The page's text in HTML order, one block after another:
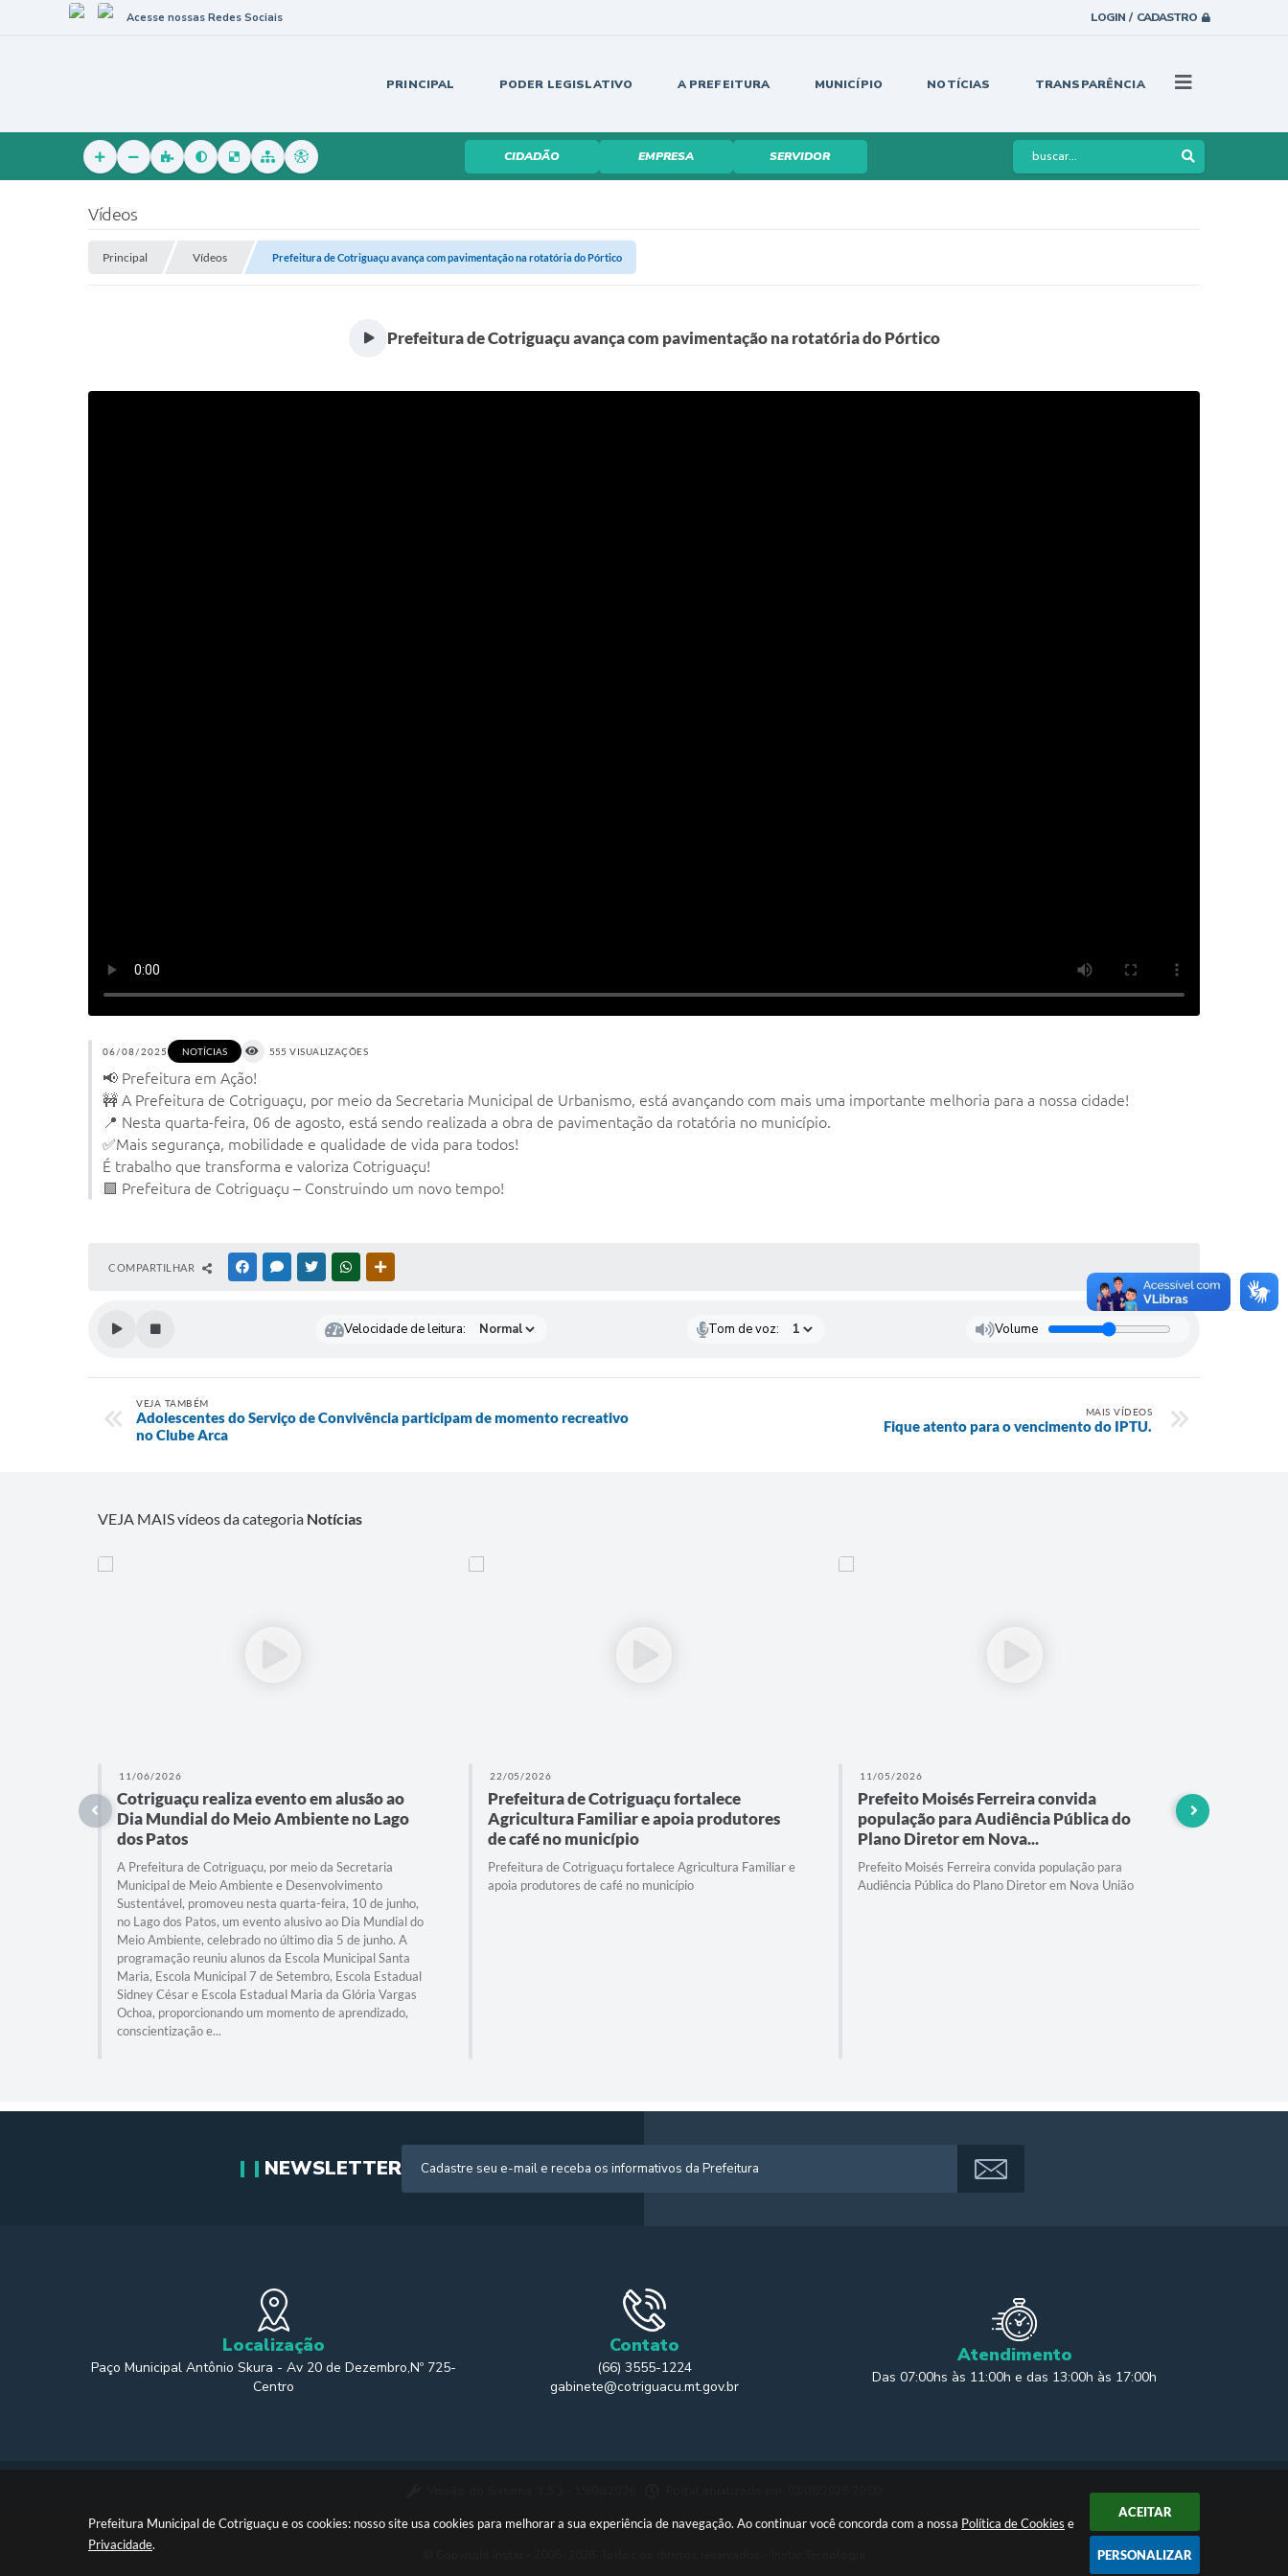
Prefeitura Municipal de Cotriguaçu e os cookies: nosso site usa cookies para melhorar a sua experiência de navegação. Ao continuar você concorda com a nossa Política de Cookies e
Privacidade.
ACEITAR
PERSONALIZAR
LOGIN / CADASTRO
Acesse nossas Redes Sociais
PRINCIPAL PODER LEGISLATIVO A PREFEITURA MUNICÍPIO NOTÍCIAS TRANSPARÊNCIA
CIDADÃO EMPRESA SERVIDOR
Vídeos
Principal Vídeos Prefeitura de Cotriguaçu avança com pavimentação na rotatória do Pórtico
Prefeitura de Cotriguaçu avança com pavimentação na rotatória do Pórtico
06/08/2025 NOTÍCIAS 555 VISUALIZAÇÕES
📢 Prefeitura em Ação!
🚧 A Prefeitura de Cotriguaçu, por meio da Secretaria Municipal de Urbanismo, está avançando com mais uma importante melhoria para a nossa cidade!
📍 Nesta quarta-feira, 06 de agosto, está sendo realizada a obra de pavimentação da rotatória no município.
✅Mais segurança, mobilidade e qualidade de vida para todos!
É trabalho que transforma e valoriza Cotriguaçu!
🟩 Prefeitura de Cotriguaçu – Construindo um novo tempo!
COMPARTILHAR FACEBOOKMESSENGER
TWITTERWHATSAPP
Velocidade de leitura: Tom de voz: Volume
VEJA TAMBÉM
Adolescentes do Serviço de Convivência participam de momento recreativo
no Clube Arca
MAIS VÍDEOS
Fique atento para o vencimento do IPTU.
VEJA MAIS vídeos da categoria Notícias
11/06/2026
Cotriguaçu realiza evento em alusão ao
Dia Mundial do Meio Ambiente no Lago
dos Patos
A Prefeitura de Cotriguaçu, por meio da Secretaria
Municipal de Meio Ambiente e Desenvolvimento
Sustentável, promoveu nesta quarta-feira, 10 de junho,
no Lago dos Patos, um evento alusivo ao Dia Mundial do
Meio Ambiente, celebrado no último dia 5 de junho. A
programação reuniu alunos da Escola Municipal Santa
Maria, Escola Municipal 7 de Setembro, Escola Estadual
Sidney César e Escola Estadual Maria da Glória Vargas
Ochoa, proporcionando um momento de aprendizado,
conscientização e...
22/05/2026
Prefeitura de Cotriguaçu fortalece
Agricultura Familiar e apoia produtores
de café no município
Prefeitura de Cotriguaçu fortalece Agricultura Familiar e
apoia produtores de café no município
11/05/2026
Prefeito Moisés Ferreira convida
população para Audiência Pública do
Plano Diretor em Nova...
Prefeito Moisés Ferreira convida população para
Audiência Pública do Plano Diretor em Nova União
NEWSLETTER
Localização
Paço Municipal Antônio Skura - Av 20 de Dezembro,Nº 725-
Centro
Contato
(66) 3555-1224
gabinete@cotriguacu.mt.gov.br
Atendimento
Das 07:00hs às 11:00h e das 13:00h às 17:00h